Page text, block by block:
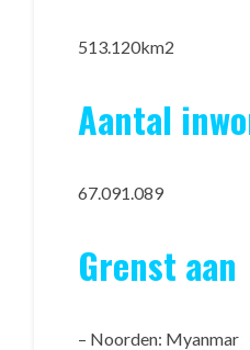
513.120km2
Aantal
67.091.089
Grenst aan
– Noorden: Myanmar